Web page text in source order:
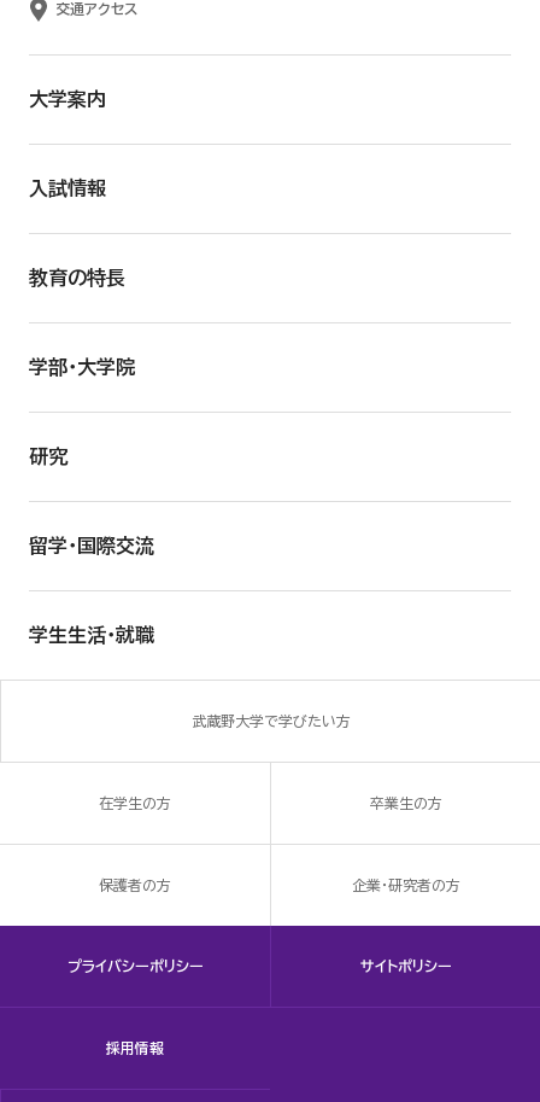
交通アクセス
大学案内
入試情報
教育の特長
学部・大学院
研究
留学・国際交流
学生生活・就職
武蔵野大学で学びたい方
在学生の方 卒業生の方
保護者の方 企業・研究者の方
プライバシーポリシー サイトポリシー
採用情報